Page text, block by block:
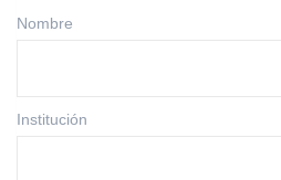
Nombre
Institución